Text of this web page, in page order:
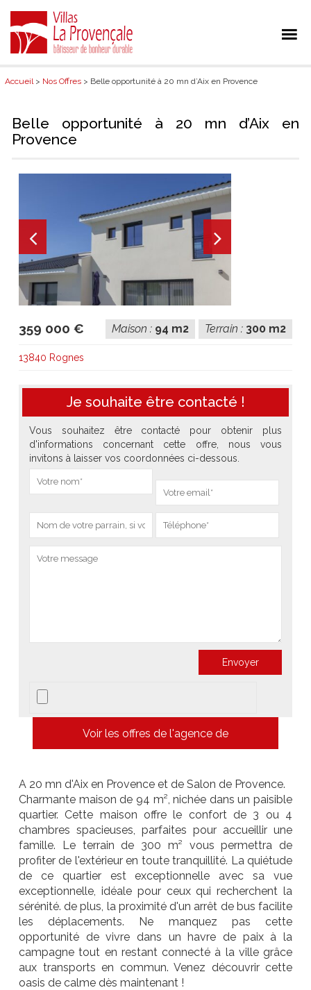
Accueil> Nos Offres > Belle opportunité à 20 mn d’Aix en Provence
Belle opportunité à 20 mn d’Aix en
Provence
359 000 € Terrain : 300 m2
Maison : 94 m2
13840 Rognes
Je souhaite être contacté !
Vous souhaitez être contacté pour obtenir plus
d'informations concernant cette offre, nous vous
invitons à laisser vos coordonnées ci-dessous.
Voir les offres de l'agence de
A 20 mn d'Aix en Provence et de Salon de Provence.
Charmante maison de 94 m², nichée dans un paisible
quartier. Cette maison offre le confort de 3 ou 4
chambres spacieuses, parfaites pour accueillir une
famille. Le terrain de 300 m² vous permettra de
profiter de l'extérieur en toute tranquillité. La quiétude
de ce quartier est exceptionnelle avec sa vue
exceptionnelle, idéale pour ceux qui recherchent la
sérénité. de plus, la proximité d'un arrêt de bus facilite
les déplacements. Ne manquez pas cette
opportunité de vivre dans un havre de paix à la
campagne tout en restant connecté à la ville grâce
aux transports en commun. Venez découvrir cette
oasis de calme dès maintenant !